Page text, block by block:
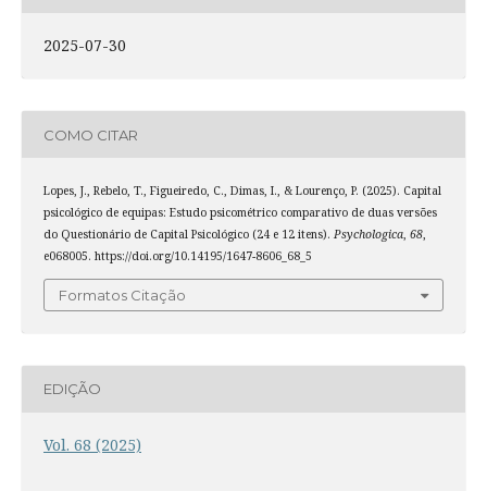
2025-07-30
COMO CITAR
Lopes, J., Rebelo, T., Figueiredo, C., Dimas, I., & Lourenço, P. (2025). Capital
psicológico de equipas: Estudo psicométrico comparativo de duas versões
do Questionário de Capital Psicológico (24 e 12 itens). Psychologica, 68,
e068005. https://doi.org/10.14195/1647-8606_68_5
Formatos Citação
EDIÇÃO
Vol. 68 (2025)